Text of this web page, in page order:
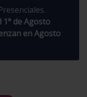
de Agosto
en Agosto